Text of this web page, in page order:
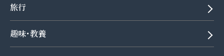
旅行
趣味･教養